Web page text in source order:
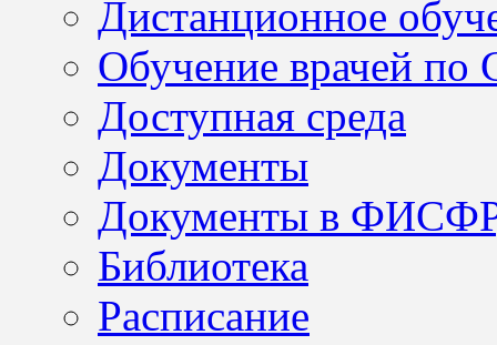
Дистанционное
Обучение врачей по
Доступная среда
Документы
Документы в
Библиотека
Расписание